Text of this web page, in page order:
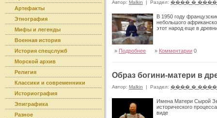
Артефакты
Этнография
Мифы и легенды
Военная история
История спецслужб
Морской архив
Религия
Классики и современники
Историография
Эпиграфика
Разное
Автор: Malkin | Раздел: ���� �
В 1950 году
небольшого
этот народ еще в
» Подробнее » Комментарии 0
Образ богини-матери в
Автор: Malkin | Раздел: ���� �
Имена Матери Сырой
исторического
виде